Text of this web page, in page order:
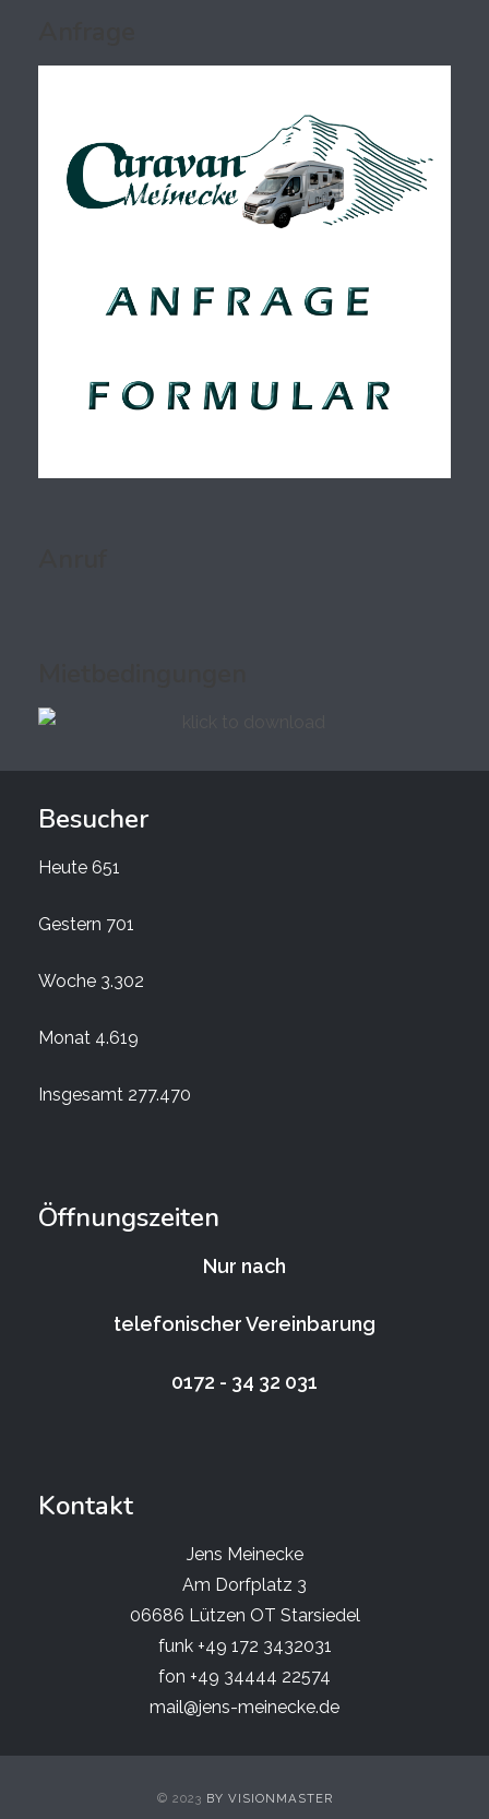
Besucher
Heute 651
Gestern 701
Woche 3.302
Monat 4.619
Insgesamt 277.470
Öffnungszeiten
Nur nach
telefonischer Vereinbarung
0172 - 34 32 031
Kontakt
Jens Meinecke
Am Dorfplatz 3
06686 Lützen OT Starsiedel
funk +49 172 3432031
fon +49 34444 22574
mail@jens-meinecke.de
© 2023 BY VISIONMASTER